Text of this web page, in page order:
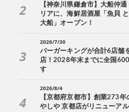
【神奈川県鎌倉市】大船仲
リアに、海鮮居酒屋「魚貝
大船」オープン！
2026/7/30
バーガーキングが合計6店舗
店！2028年末までに全国
す
2026/8/4
【京都府京都市】創業273年
やしや 京都店がリニューアル